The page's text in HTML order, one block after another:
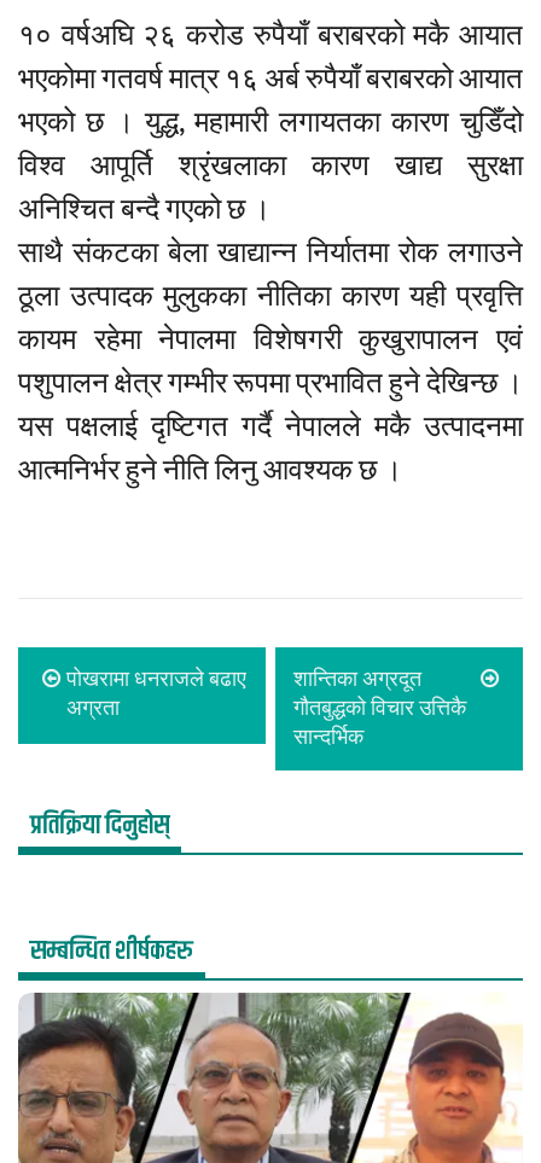
१० वर्षअघि २६ करोड रुपैयाँ बराबरको मकै आयात
भएकोमा गतवर्ष मात्र १६ अर्ब रुपैयाँ बराबरको आयात
भएको छ । युद्ध, महामारी लगायतका कारण चुडिँदो
विश्व आपूर्ति श्रृंखलाका कारण खाद्य सुरक्षा
अनिश्चित बन्दै गएको छ ।
साथै संकटका बेला खाद्यान्न निर्यातमा रोक लगाउने
ठूला उत्पादक मुलुकका नीतिका कारण यही प्रवृत्ति
कायम रहेमा नेपालमा विशेषगरी कुखुरापालन एवं
पशुपालन क्षेत्र गम्भीर रूपमा प्रभावित हुने देखिन्छ ।
यस पक्षलाई दृष्टिगत गर्दै नेपालले मकै उत्पादनमा
आत्मनिर्भर हुने नीति लिनु आवश्यक छ ।
पोखरामा धनराजले बढाए
अग्रता
शान्तिका अग्रदूत
गौतबुद्धको विचार उत्तिकै
सान्दर्भिक
प्रतिक्रिया दिनुहोस्
सम्बन्धित शीर्षकहरु